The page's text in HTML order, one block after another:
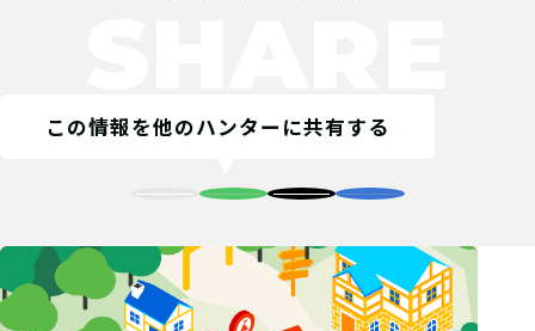
この情報を他のハンターに共有する